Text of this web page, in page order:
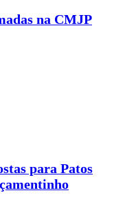
na CMJP
para Patos